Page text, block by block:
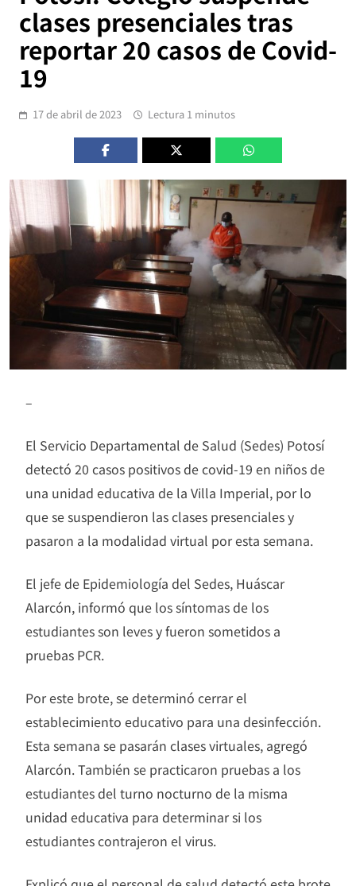
clases presenciales tras
reportar 20 casos de Covid-
19
17 de abril de 2023 Lectura 1 minutos
–
El Servicio Departamental de Salud (Sedes) Potosí
detectó 20 casos positivos de covid-19 en niños de
una unidad educativa de la Villa Imperial, por lo
que se suspendieron las clases presenciales y
pasaron a la modalidad virtual por esta semana.
El jefe de Epidemiología del Sedes, Huáscar
Alarcón, informó que los síntomas de los
estudiantes son leves y fueron sometidos a
pruebas PCR.
Por este brote, se determinó cerrar el
establecimiento educativo para una desinfección.
Esta semana se pasarán clases virtuales, agregó
Alarcón. También se practicaron pruebas a los
estudiantes del turno nocturno de la misma
unidad educativa para determinar si los
estudiantes contrajeron el virus.